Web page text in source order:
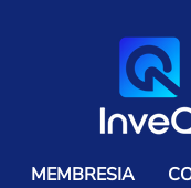
MEMBRESIA